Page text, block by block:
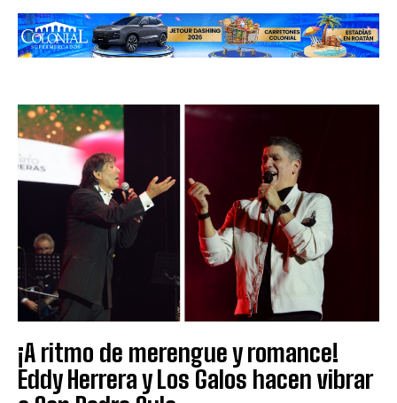
¡A ritmo de merengue y romance!
Eddy Herrera y Los Galos hacen vibrar